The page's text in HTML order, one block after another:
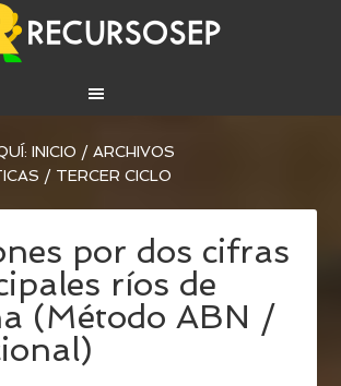
INICIO / ARCHIVOS
/ TERCER CICLO
por dos cifras
ríos de
(Método ABN /